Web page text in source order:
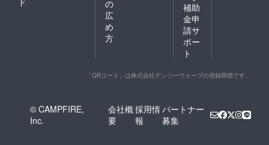
の
広
め
方
補助
金申
請サ
ポー
ト
「QRコード」は株式会社デンソーウェーブの登録商標です。
© CAMPFIRE,
Inc.
会社概
要
採用情
報
パートナー
募集